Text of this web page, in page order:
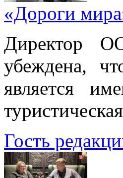
«Дороги
Директор
убеждена,
является
Гость